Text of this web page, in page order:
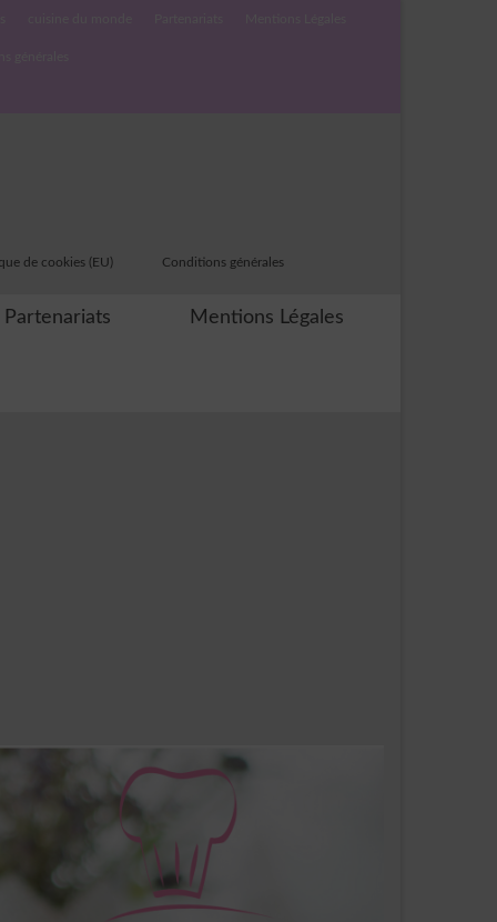
de cookies (EU) Conditions générales
Partenariats Mentions Légales